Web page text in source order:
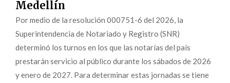
Medellín
Por medio de la resolución 000751-6 del 2026, la
Superintendencia de Notariado y Registro (SNR)
determinó los turnos en los que las notarías del país
prestarán servicio al público durante los sábados de 2026
y enero de 2027. Para determinar estas jornadas se tiene